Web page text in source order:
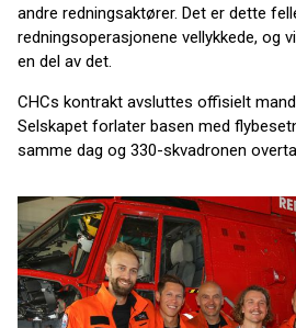
andre redningsaktører. Det er dette
redningsoperasjonene vellykkede, og
en del av det.
CHCs kontrakt avsluttes offisielt
Selskapet forlater basen med
samme dag og 330-skvadronen